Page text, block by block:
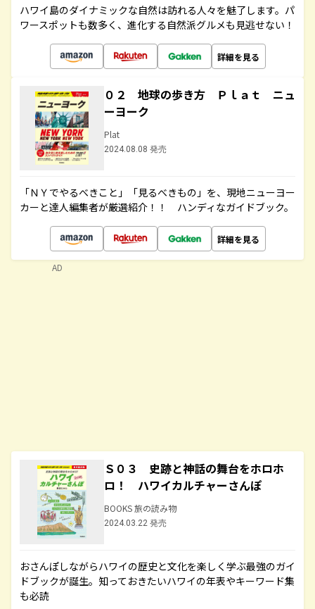
ハワイ島のダイナミックな自然は訪れる人々を魅了します。パ
ワースポットも数多く、進化する自然派グルメも見逃せない！
詳細を見る
０２ 地球の歩き方 Ｐｌａｔ ニュ
ーヨーク
Plat
2024.08.08 発売
「ＮＹでやるべきこと」「見るべきもの」を、現地ニューヨー
カーと達人編集者が厳選紹介！！ ハンディなガイドブック。
詳細を見る
Ｓ０３ 史跡と神話の舞台をホロホ
ロ！ ハワイカルチャーさんぽ
BOOKS 旅の読み物
2024.03.22 発売
おさんぽしながらハワイの歴史と文化を楽しく学ぶ最強のガイ
ドブックが誕生。知っておきたいハワイの年表やキーワード集
も必読
AD